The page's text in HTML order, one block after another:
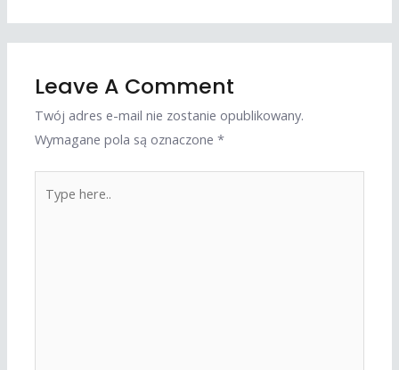
Leave A Comment
Twój adres e-mail nie zostanie opublikowany.
Wymagane pola są oznaczone*